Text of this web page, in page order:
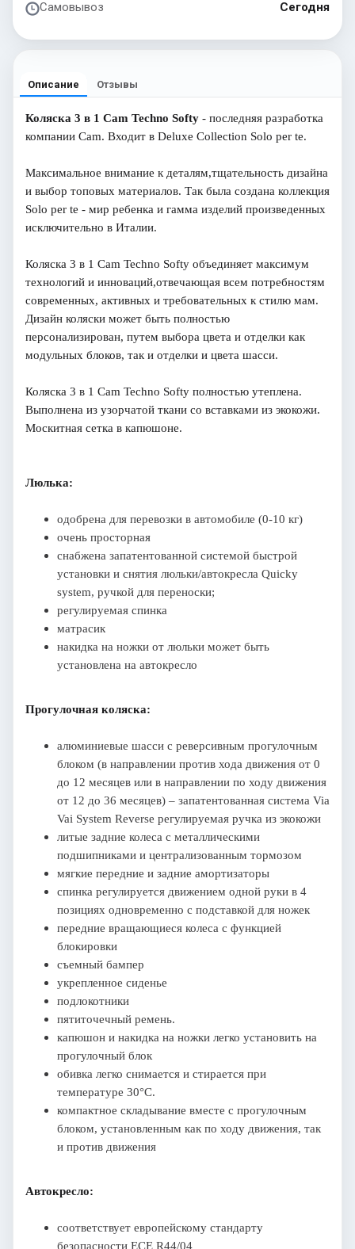
Самовывоз Сегодня
Описание Отзывы
Коляска 3 в 1 Cam Techno Softy - последняя разработка
компании Cam. Входит в Deluxe Collection Solo per te.
Максимальное внимание к деталям,тщательность дизайна
и выбор топовых материалов. Так была создана коллекция
Solo per te - мир ребенка и гамма изделий произведенных
исключительно в Италии.
Коляска 3 в 1 Cam Techno Softy объединяет максимум
технологий и инноваций,отвечающая всем потребностям
современных, активных и требовательных к стилю мам.
Дизайн коляски может быть полностью
персонализирован, путем выбора цвета и отделки как
модульных блоков, так и отделки и цвета шасси.
Коляска 3 в 1 Cam Techno Softy полностью утеплена.
Выполнена из узорчатой ткани со вставками из экокожи.
Москитная сетка в капюшоне.
Люлька:
одобрена для перевозки в автомобиле (0-10 кг)
очень просторная
снабжена запатентованной системой быстрой
установки и снятия люльки/автокресла Quicky
system, ручкой для переноски;
регулируемая спинка
матрасик
накидка на ножки от люльки может быть
установлена на автокресло
Прогулочная коляска:
алюминиевые шасси с реверсивным прогулочным
блоком (в направлении против хода движения от 0
до 12 месяцев или в направлении по ходу движения
от 12 до 36 месяцев) – запатентованная система Via
Vai System Reverse регулируемая ручка из экокожи
литые задние колеса с металлическими
подшипниками и централизованным тормозом
мягкие передние и задние амортизаторы
спинка регулируется движением одной руки в 4
позициях одновременно с подставкой для ножек
передние вращающиеся колеса с функцией
блокировки
съемный бампер
укрепленное сиденье
подлокотники
пятиточечный ремень.
капюшон и накидка на ножки легко установить на
прогулочный блок
обивка легко снимается и стирается при
температуре 30°C.
компактное складывание вместе с прогулочным
блоком, установленным как по ходу движения, так
и против движения
Автокресло:
соответствует европейскому стандарту
безопасности ECE R44/04